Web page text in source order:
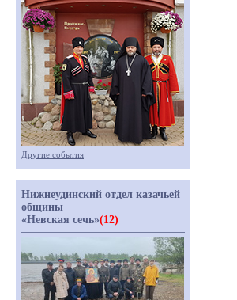
Другие события
Нижнеудинский отдел казачьей
общины
«Невская сечь»(12)